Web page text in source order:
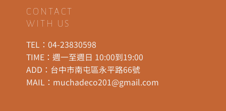
CONTACT
WITH US
TEL：04-23830598
TIME：週一至週日 10:00到19:00
ADD： 台中市南屯區永平路66號
MAIL： muchadeco201@gmail.com